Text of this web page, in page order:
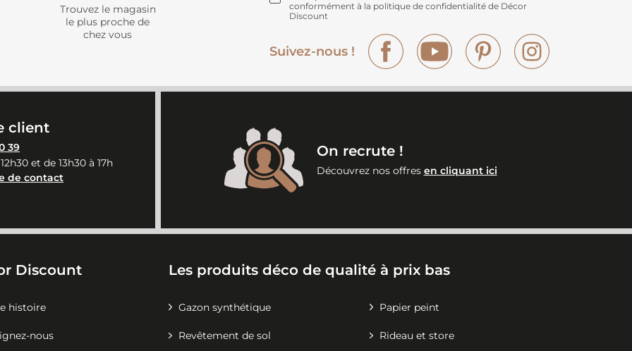
Trouvez le magasin
le plus proche de
chez vous
conformément à la politique de confidentialité de Décor
Discount
Suivez-nous !
Facebook YouTube Pinterest
client
39
et de 13h30 à 17h
de contact
On recrute !
Découvrez nos offres en cliquant ici
Discount
histoire
nous
Les produits déco de qualité à prix bas
Gazon synthétique Papier peint
Revêtement de sol Rideau et store